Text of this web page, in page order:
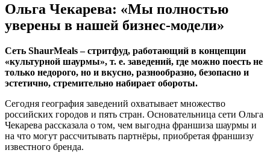
Ольга Чекарева: «Мы полностью
уверены в нашей бизнес-модели»
Сеть ShaurMeals – стритфуд, работающий в концепции
«культурной шаурмы», т. е. заведений, где можно поесть не
только недорого, но и вкусно, разнообразно, безопасно и
эстетично, стремительно набирает обороты.
Сегодня география заведений охватывает множество
российских городов и пять стран. Основательница сети Ольга
Чекарева рассказала о том, чем выгодна франшиза шаурмы и
на что могут рассчитывать партнёры, приобретая франшизу
известного бренда.